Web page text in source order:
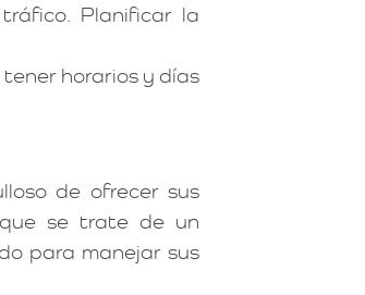
Planificar la
horarios y días
de ofrecer sus
se trate de un
para manejar sus